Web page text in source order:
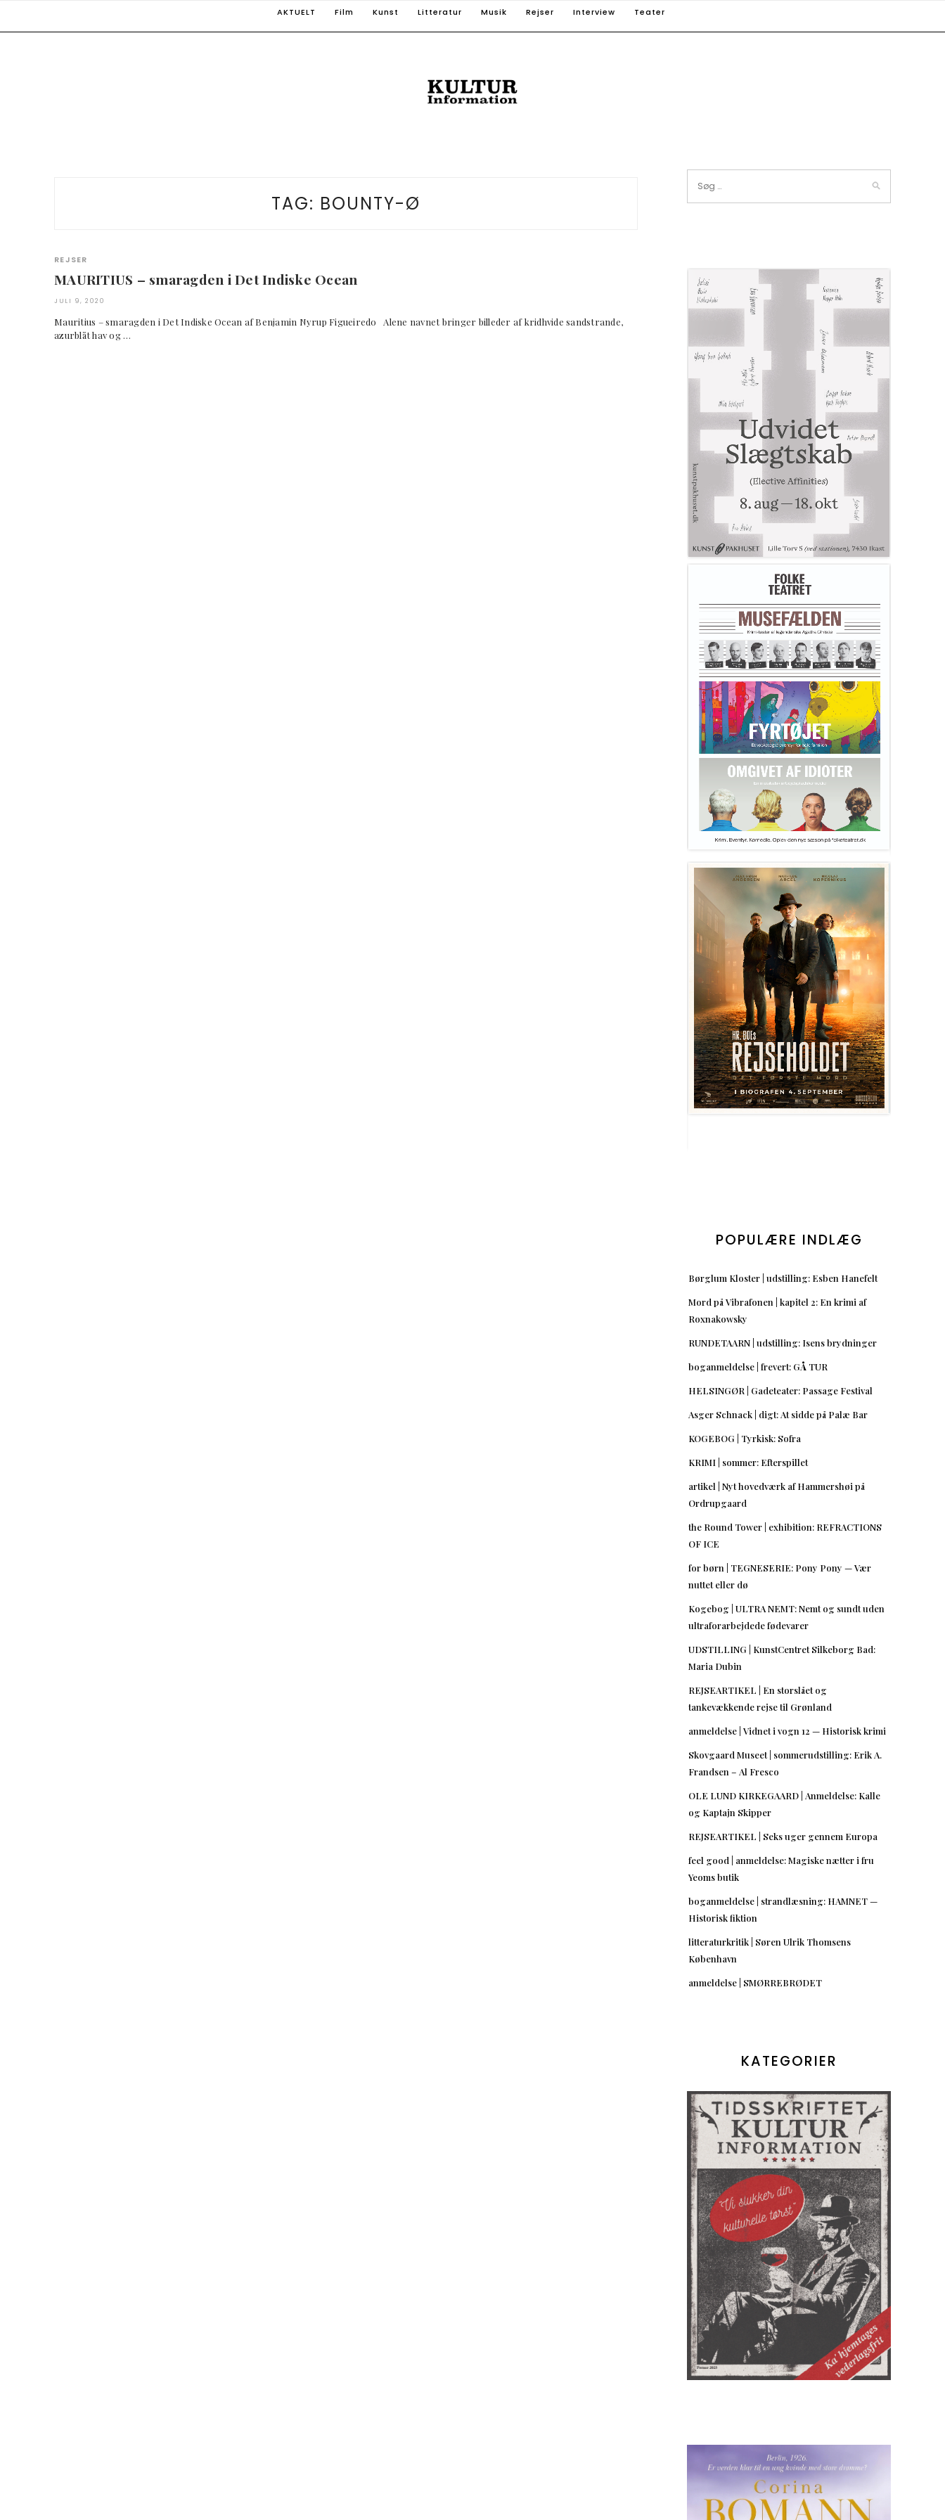
AKTUELT Film Kunst Litteratur Musik Rejser Interview Teater
TAG: BOUNTY-Ø
REJSER
MAURITIUS – smaragden i Det Indiske Ocean
JULI 9, 2020
Mauritius – smaragden i Det Indiske Ocean af Benjamin Nyrup Figueiredo Alene navnet bringer billeder af kridhvide sandstrande,
azurblåt hav og …
POPULÆRE INDLÆG
Børglum Kloster | udstilling: Esben Hanefelt
Mord på Vibrafonen | kapitel 2: En krimi af
Roxnakowsky
RUNDETAARN | udstilling: Isens brydninger
boganmeldelse | frevert: GÅ TUR
HELSINGØR | Gadeteater: Passage Festival
Asger Schnack | digt: At sidde på Palæ Bar
KOGEBOG | Tyrkisk: Sofra
KRIMI | sommer: Efterspillet
artikel | Nyt hovedværk af Hammershøi på
Ordrupgaard
the Round Tower | exhibition: REFRACTIONS
OF ICE
for børn | TEGNESERIE: Pony Pony — Vær
nuttet eller dø
Kogebog | ULTRA NEMT: Nemt og sundt uden
ultraforarbejdede fødevarer
UDSTILLING | KunstCentret Silkeborg Bad:
Maria Dubin
REJSEARTIKEL | En storslået og
tankevækkende rejse til Grønland
anmeldelse | Vidnet i vogn 12 — Historisk krimi
Skovgaard Museet | sommerudstilling: Erik A.
Frandsen – Al Fresco
OLE LUND KIRKEGAARD | Anmeldelse: Kalle
og Kaptajn Skipper
REJSEARTIKEL | Seks uger gennem Europa
feel good | anmeldelse: Magiske nætter i fru
Yeoms butik
boganmeldelse | strandlæsning: HAMNET —
Historisk fiktion
litteraturkritik | Søren Ulrik Thomsens
København
anmeldelse | SMØRREBRØDET
KATEGORIER